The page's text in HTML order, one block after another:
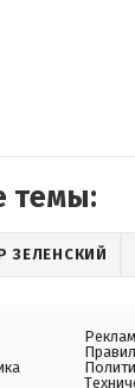
темы:
ЗЕЛЕНСКИЙ